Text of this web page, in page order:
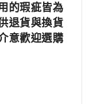
的瑕疵皆為
退貨與換貨
意歡迎選購